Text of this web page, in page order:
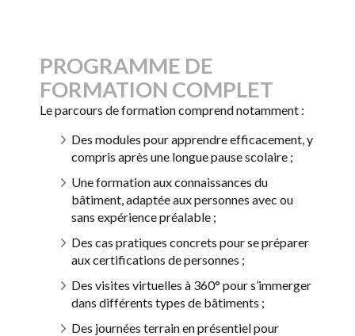
PROGRAMME DE
FORMATION COMPLET
Le parcours de formation comprend notamment :
Des modules pour apprendre efficacement, y
compris après une longue pause scolaire ;
Une formation aux connaissances du
bâtiment, adaptée aux personnes avec ou
sans expérience préalable ;
Des cas pratiques concrets pour se préparer
aux certifications de personnes ;
Des visites virtuelles à 360° pour s’immerger
dans différents types de bâtiments ;
Des journées terrain en présentiel pour